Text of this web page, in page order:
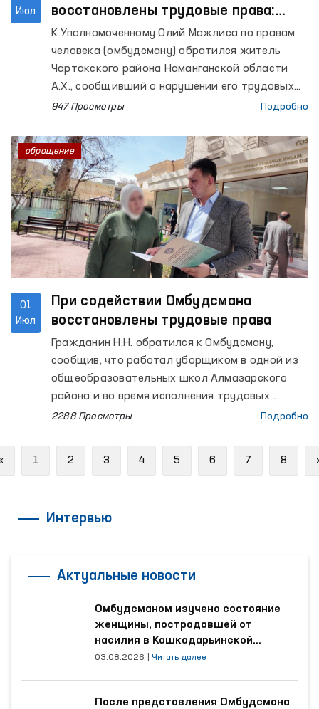
Июл
восстановлены трудовые права:
работники вновь трудоустроены,
взыскана задолженность по
заработной плате
К Уполномоченному Олий Мажлиса по правам
человека (омбудсману) обратился житель
Чартакского района Наманганской области
А.Х., сообщивший о нарушении его трудовых
прав. По словам заявителя, предприятие, в
выплачивало ему заработную плату в размере
свыше 30 млн сумов. Обращение было изучено
региональным представителем Омбудсмана в
Наманганской области.
947 Просмотры Подробно
01
Июл
При содействии Омбудсмана
восстановлены трудовые права
Гражданин Н.Н. обратился к Омбудсману,
сообщив, что работал уборщиком в одной из
общеобразовательных школ Алмазарского
района и во время исполнения трудовых
обязанностей получил вред здоровью. При
2288 Просмотры Подробно
обращение
Previous
1 2 3 4 5 6 7 8
Интервью
Актуальные новости
Омбудсманом изучено состояние
женщины, пострадавшей от
насилия в Кашкадарьинской
области
03.08.2026 Читать далее
После представления Омбудсмана